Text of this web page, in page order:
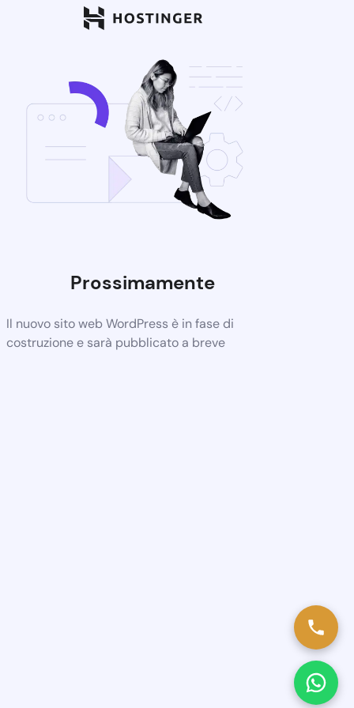
Prossimamente
Il nuovo sito web WordPress è in fase di
costruzione e sarà pubblicato a breve